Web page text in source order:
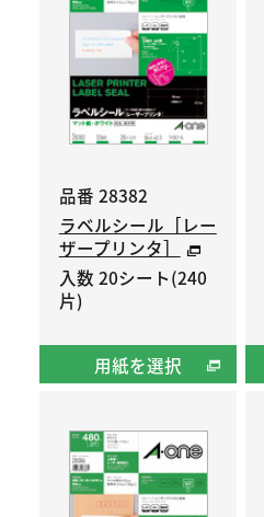
品番 28382
ラベルシール［レー
ザープリンタ］
入数 20シート(240
片)
用紙を選択